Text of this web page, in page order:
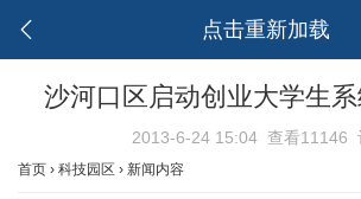
点击重新加载
沙河口区启动创业大学生
2013-6-24 15:04 查看11146
首页 › 科技园区 › 新闻内容